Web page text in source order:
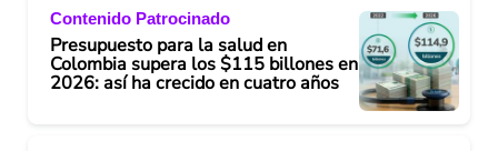
Contenido Patrocinado
Presupuesto para la salud en
Colombia supera los $115 billones en
2026: así ha crecido en cuatro años